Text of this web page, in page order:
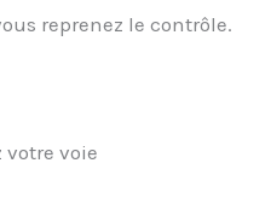
reprenez le contrôle.
votre voie